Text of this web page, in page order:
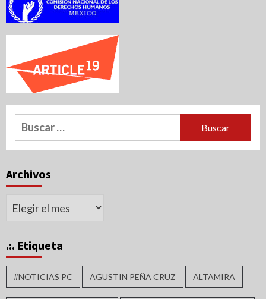
Buscar:
Archivos
Archivos
.:. Etiqueta
#NOTICIAS PC AGUSTIN PEÑA CRUZ ALTAMIRA